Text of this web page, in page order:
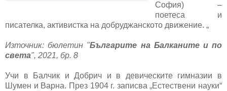
София) –
поетеса и
писателка, активистка на добруджанското движение. „
Източник: бюлетин "Българите на Балканите и по
света", 2021, бр. 8
Учи в Балчик и Добрич и в девическите гимназии в
Шумен и Варна. През 1904 г. записва „Естествени науки“